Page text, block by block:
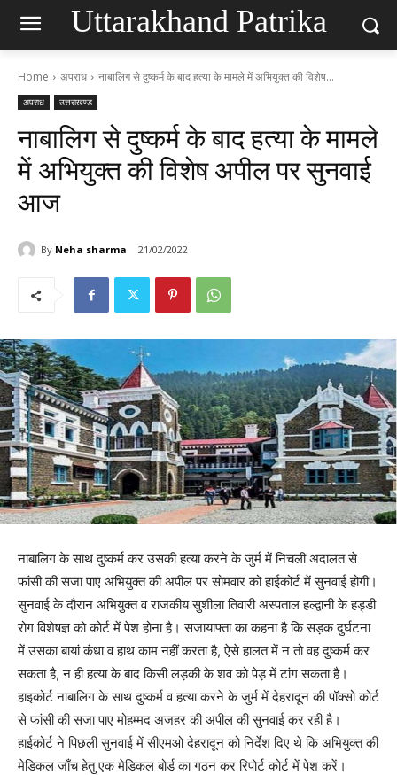
Uttarakhand Patrika
Home अपराध नाबालिग से दुष्कर्म के बाद हत्या के मामले में अभियुक्त की विशेष...
अपराध उत्तराखण्ड
नाबालिग से दुष्कर्म के बाद हत्या के मामले
में अभियुक्त की विशेष अपील पर सुनवाई
आज
By Neha sharma 21/02/2022
नाबालिग के साथ दुष्कर्म कर उसकी हत्या करने के जुर्म में निचली अदालत से
फांसी की सजा पाए अभियुक्त की अपील पर सोमवार को हाईकोर्ट में सुनवाई होगी।
सुनवाई के दौरान अभियुक्त व राजकीय सुशीला तिवारी अस्पताल हल्द्वानी के हड्डी
रोग विशेषज्ञ को कोर्ट में पेश होना है। सजायाफ्ता का कहना है कि सड़क दुर्घटना
में उसका बायां कंधा व हाथ काम नहीं करता है, ऐसे हालत में न तो वह दुष्कर्म कर
सकता है, न ही हत्या के बाद किसी लड़की के शव को पेड़ में टांग सकता है।
हाइकोर्ट नाबालिग के साथ दुष्कर्म व हत्या करने के जुर्म में देहरादून की पॉक्सो कोर्ट
से फांसी की सजा पाए मोहम्मद अजहर की अपील की सुनवाई कर रही है।
हाईकोर्ट ने पिछली सुनवाई में सीएमओ देहरादून को निर्देश दिए थे कि अभियुक्त की
मेडिकल जाँच हेतु एक मेडिकल बोर्ड का गठन कर रिपोर्ट कोर्ट में पेश करें।